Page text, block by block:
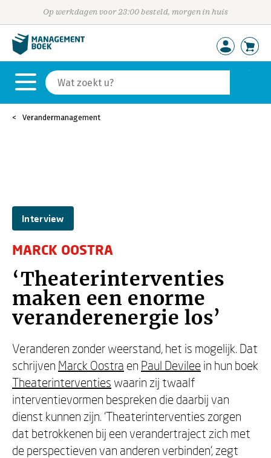
Op werkdagen voor 23:00 besteld, morgen in huis
Verandermanagement
Interview
MARCK OOSTRA
‘Theaterinterventies
maken een enorme
veranderenergie los’
Veranderen zonder weerstand, het is mogelijk. Dat
schrijven Marck Oostra en Paul Devilee in hun boek
Theaterinterventies waarin zij twaalf
interventievormen bespreken die daarbij van
dienst kunnen zijn. ‘Theaterinterventies zorgen
dat betrokkenen bij een verandertraject zich met
de perspectieven van anderen verbinden’, zegt